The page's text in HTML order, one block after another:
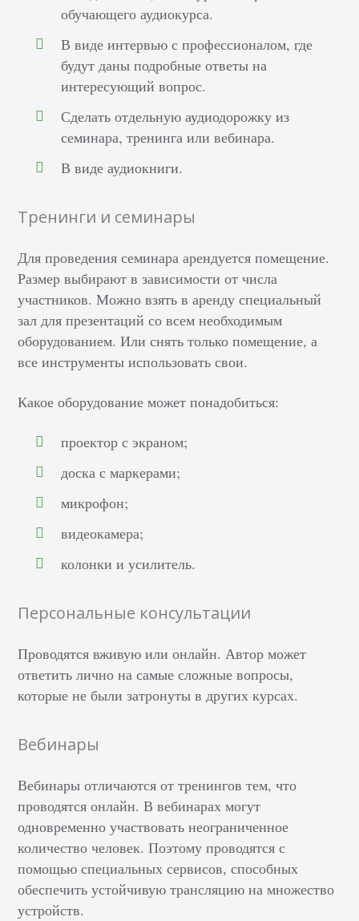
обучающего аудиокурса.
В виде интервью с профессионалом, где
будут даны подробные ответы на
интересующий вопрос.
Сделать отдельную аудиодорожку из
семинара, тренинга или вебинара.
В виде аудиокниги.
Тренинги и семинары
Для проведения семинара арендуется помещение.
Размер выбирают в зависимости от числа
участников. Можно взять в аренду специальный
зал для презентаций со всем необходимым
оборудованием. Или снять только помещение, а
все инструменты использовать свои.
Какое оборудование может понадобиться:
проектор с экраном;
доска с маркерами;
микрофон;
видеокамера;
колонки и усилитель.
Персональные консультации
Проводятся вживую или онлайн. Автор может
ответить лично на самые сложные вопросы,
которые не были затронуты в других курсах.
Вебинары
Вебинары отличаются от тренингов тем, что
проводятся онлайн. В вебинарах могут
одновременно участвовать неограниченное
количество человек. Поэтому проводятся с
помощью специальных сервисов, способных
обеспечить устойчивую трансляцию на множество
устройств.